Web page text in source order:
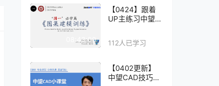
08:43:00
【0424】跟着
UP主练习中望
112人已学习
【0402更新】
中望CAD技巧小